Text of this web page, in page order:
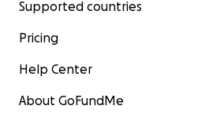
Supported countries
Pricing
Help Center
About GoFundMe